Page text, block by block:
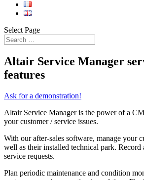
Select Page
Altair Service Manager
features
Ask for a demonstration!
Altair Service Manager is the power of a
your customer / service issues.
With our after-sales software, manage your
well as their installed technical park. Record
service requests.
Plan periodic maintenance and condition